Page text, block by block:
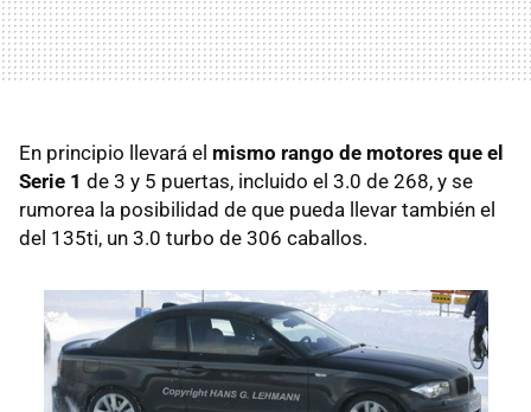
En principio llevará el mismo rango de motores que el
Serie 1 de 3 y 5 puertas, incluido el 3.0 de 268, y se
rumorea la posibilidad de que pueda llevar también el
del 135ti, un 3.0 turbo de 306 caballos.